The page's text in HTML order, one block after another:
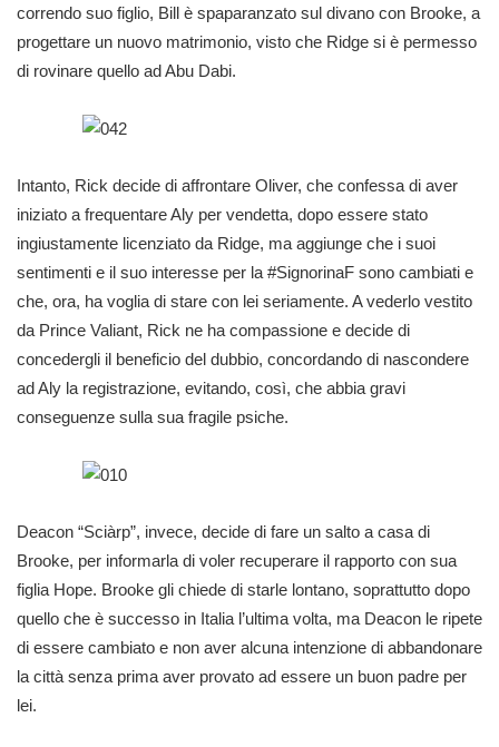
correndo suo figlio, Bill è spaparanzato sul divano con Brooke, a
progettare un nuovo matrimonio, visto che Ridge si è permesso
di rovinare quello ad Abu Dabi.
Intanto, Rick decide di affrontare Oliver, che confessa di aver
iniziato a frequentare Aly per vendetta, dopo essere stato
ingiustamente licenziato da Ridge, ma aggiunge che i suoi
sentimenti e il suo interesse per la #SignorinaF sono cambiati e
che, ora, ha voglia di stare con lei seriamente. A vederlo vestito
da Prince Valiant, Rick ne ha compassione e decide di
concedergli il beneficio del dubbio, concordando di nascondere
ad Aly la registrazione, evitando, così, che abbia gravi
conseguenze sulla sua fragile psiche.
Deacon “Sciàrp”, invece, decide di fare un salto a casa di
Brooke, per informarla di voler recuperare il rapporto con sua
figlia Hope. Brooke gli chiede di starle lontano, soprattutto dopo
quello che è successo in Italia l’ultima volta, ma Deacon le ripete
di essere cambiato e non aver alcuna intenzione di abbandonare
la città senza prima aver provato ad essere un buon padre per
lei.